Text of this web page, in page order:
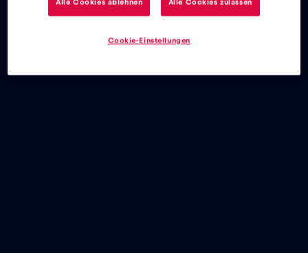
Alle Cookies ablehnen Alle Cookies zulassen
Cookie-Einstellungen